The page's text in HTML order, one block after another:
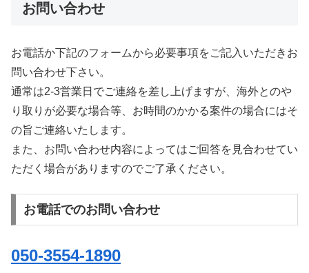
お問い合わせ
お電話か下記のフォームから必要事項をご記入いただきお
問い合わせ下さい。
通常は2-3営業日でご連絡を差し上げますが、海外とのや
り取りが必要な場合等、お時間のかかる案件の場合にはそ
の旨ご連絡いたします。
また、お問い合わせ内容によってはご回答を見合わせてい
ただく場合がありますのでご了承ください。
お電話でのお問い合わせ
050-3554-1890